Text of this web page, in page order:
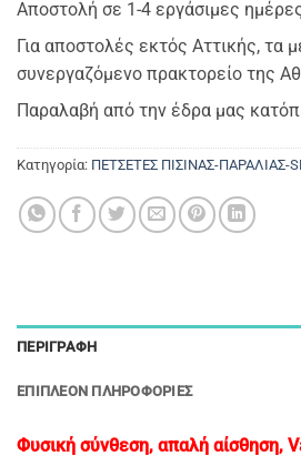
Αποστολή σε 1-4 εργάσιμες
Για αποστολές εκτός Αττικής, τα
συνεργαζόμενο πρακτορείο της
Παραλαβή από την έδρα μας
Κατηγορία: ΠΕΤΣΕΤΕΣ ΠΙΣΙΝΑΣ-ΠΑΡΑΛΙΑΣ-
ΠΕΡΙΓΡΑΦΉ
ΕΠΙΠΛΈΟΝ ΠΛΗΡΟΦΟΡΊΕΣ
Φυσική σύνθεση, απαλή αίσθηση,